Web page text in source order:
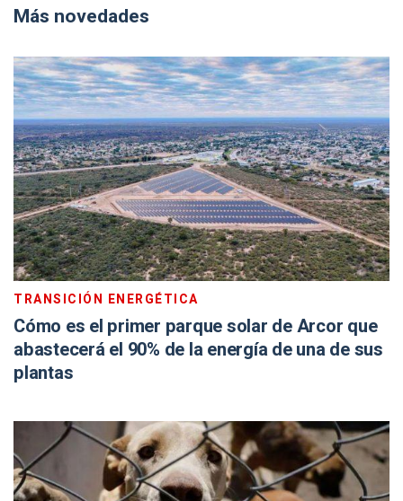
Más novedades
TRANSICIÓN ENERGÉTICA
Cómo es el primer parque solar de Arcor que
abastecerá el 90% de la energía de una de sus
plantas